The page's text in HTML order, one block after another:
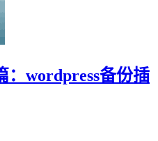
：wordpress备份插